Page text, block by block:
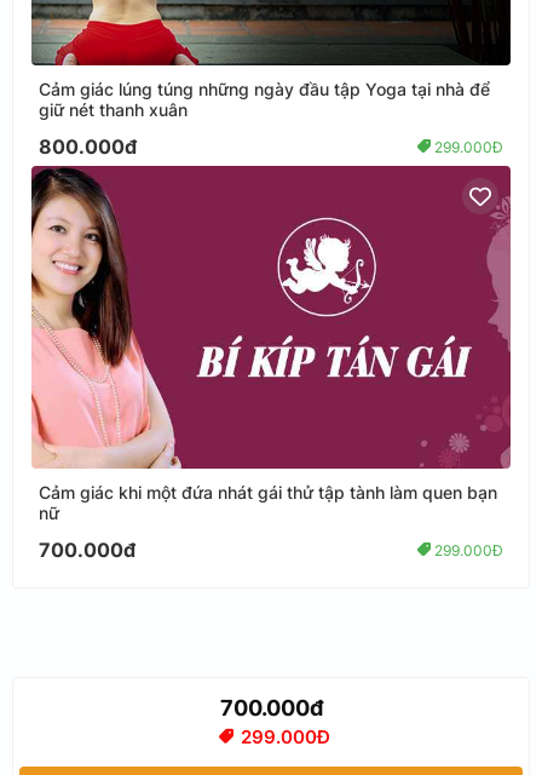
Cảm giác lúng túng những ngày đầu tập Yoga tại nhà để
giữ nét thanh xuân
800.000đ 299.000Đ
Cảm giác khi một đứa nhát gái thử tập tành làm quen bạn
nữ
700.000đ 299.000Đ
700.000đ
299.000Đ